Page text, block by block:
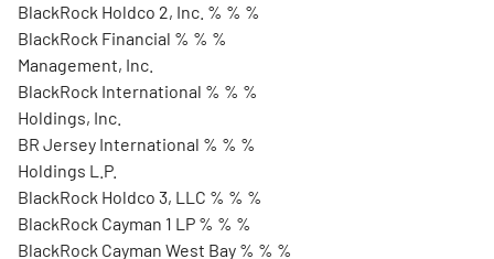
BlackRock Holdco 2, Inc. % % %
BlackRock Financial % % %
Management, Inc.
BlackRock International % % %
Holdings, Inc.
BR Jersey International % % %
Holdings L.P.
BlackRock Holdco 3, LLC % % %
BlackRock Cayman 1 LP % % %
BlackRock Cayman West Bay % % %